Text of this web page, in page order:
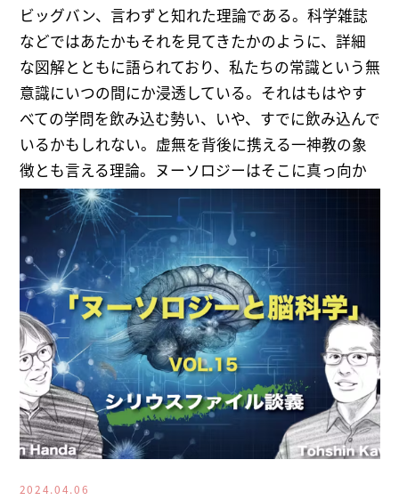
ビッグバン、言わずと知れた理論である。科学雑誌
などではあたかもそれを見てきたかのように、詳細
な図解とともに語られており、私たちの常識という無
意識にいつの間にか浸透している。それはもはやす
べての学問を飲み込む勢い、いや、すでに飲み込んで
いるかもしれない。虚無を背後に携える一神教の象
徴とも言える理論。ヌーソロジーはそこに真っ向か
ら疑問を投げかけるのである。
2024.04.06